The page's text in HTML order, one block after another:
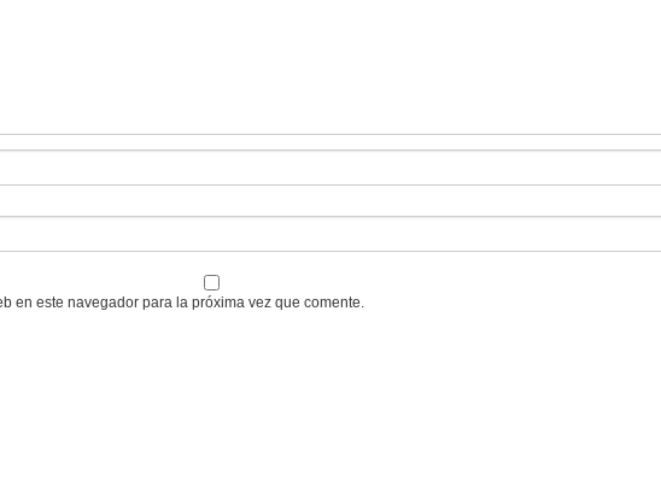
en este navegador para la próxima vez que comente.